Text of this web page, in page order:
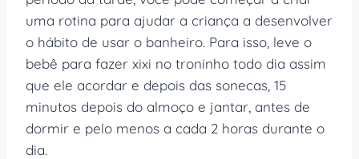
uma rotina para ajudar a criança a desenvolver
o hábito de usar o banheiro. Para isso, leve o
bebê para fazer xixi no troninho todo dia assim
que ele acordar e depois das sonecas, 15
minutos depois do almoço e jantar, antes de
dormir e pelo menos a cada 2 horas durante o
dia.